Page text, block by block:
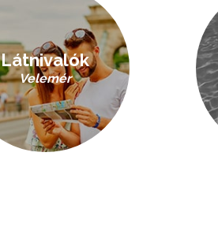
Látnivalók
Velemér